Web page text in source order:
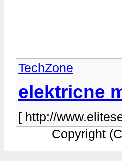
TechZone
elektricne
[ http://
Copyright